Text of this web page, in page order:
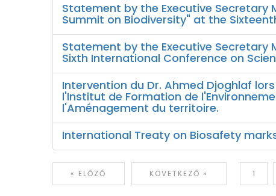
Statement by the Executive Secretary
Summit on Biodiversity" at the
Statement by the Executive Secretary
Sixth International Conference on
Intervention du Dr. Ahmed Djoghlaf
l'Institut de Formation de
l'Aménagement du territoire.
International Treaty on Biosafety
« ELŐZŐ KÖVETKEZŐ » 1